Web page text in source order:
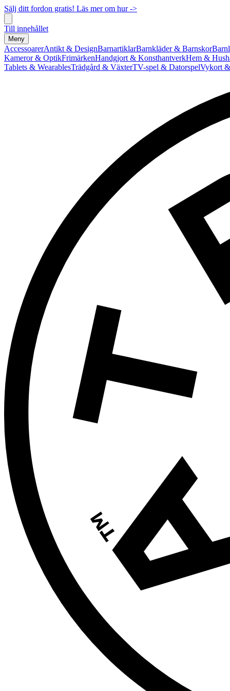
Sälj ditt fordon gratis! Läs mer om hur ->
Till innehållet
Meny
AccessoarerAntikt & DesignBarnartiklarBarnkläder & Barnskor
Kameror & OptikFrimärkenHandgjort & KonsthantverkHem &
Tablets & WearablesTrädgård & VäxterTV-spel & DatorspelVykort